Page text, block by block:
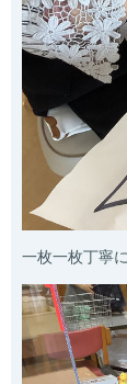
一枚一枚丁寧